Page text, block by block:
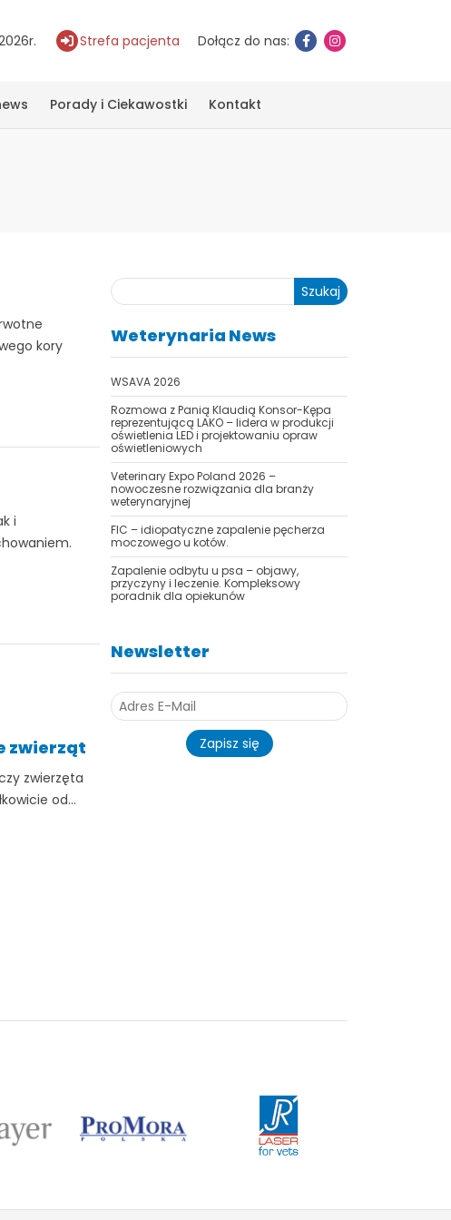
Strefa pacjenta Dołącz do nas:
Porady i Ciekawostki Kontakt
kory
i
zwierząt
zwierzęta
od...
Szukaj
Weterynaria News
WSAVA 2026
Rozmowa z Panią Klaudią Konsor-Kępa
reprezentującą LAKO – lidera w produkcji
oświetlenia LED i projektowaniu opraw
oświetleniowych
Veterinary Expo Poland 2026 –
nowoczesne rozwiązania dla branży
weterynaryjnej
FIC – idiopatyczne zapalenie pęcherza
moczowego u kotów.
Zapalenie odbytu u psa – objawy,
przyczyny i leczenie. Kompleksowy
poradnik dla opiekunów
Newsletter
Zapisz się